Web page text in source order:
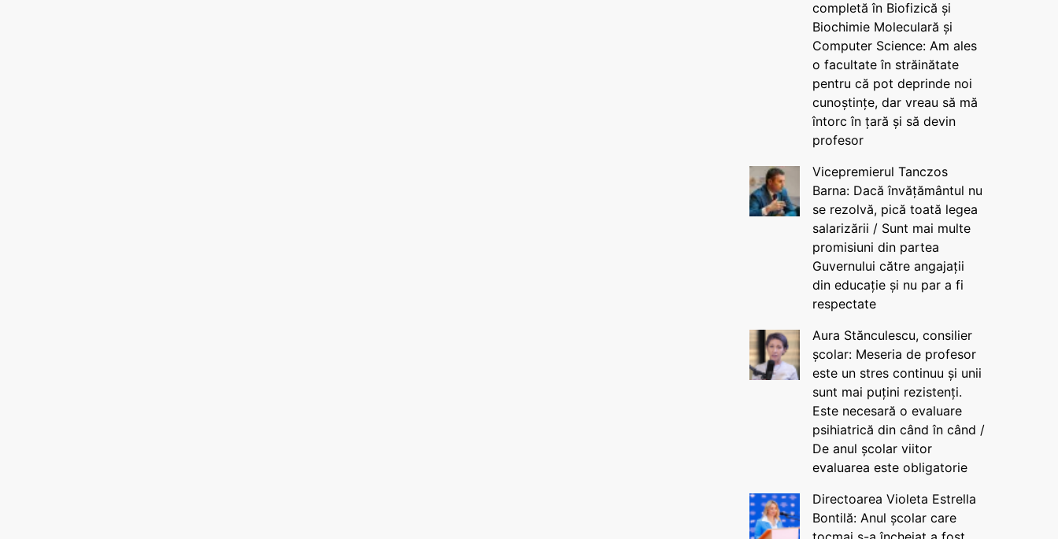
completă în Biofizică și
Biochimie Moleculară și
Computer Science: Am ales
o facultate în străinătate
pentru că pot deprinde noi
cunoștințe, dar vreau să mă
întorc în țară și să devin
profesor
Vicepremierul Tanczos
Barna: Dacă învățământul nu
se rezolvă, pică toată legea
salarizării / Sunt mai multe
promisiuni din partea
Guvernului către angajații
din educație și nu par a fi
respectate
Aura Stănculescu, consilier
școlar: Meseria de profesor
este un stres continuu și unii
sunt mai puțini rezistenți.
Este necesară o evaluare
psihiatrică din când în când /
De anul școlar viitor
evaluarea este obligatorie
Directoarea Violeta Estrella
Bontilă: Anul școlar care